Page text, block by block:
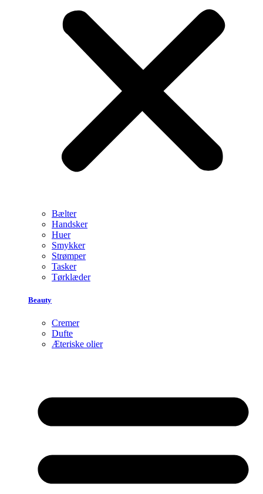
Bælter
Handsker
Huer
Smykker
Strømper
Tasker
Tørklæder
Beauty
Cremer
Dufte
Æteriske olier